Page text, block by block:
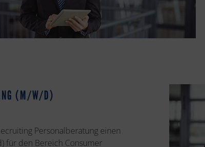
(M/W/D)
Personalberatung einen
für den Bereich Consumer